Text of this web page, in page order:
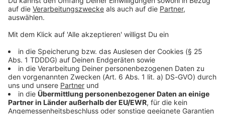
Sprachnachricht
DAS KÖNNTE DICH AUCH INTERESSIEREN
Bayern